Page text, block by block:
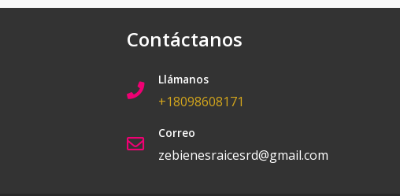
Contáctanos
Llámanos
+18098608171
Correo
zebienesraicesrd@gmail.com